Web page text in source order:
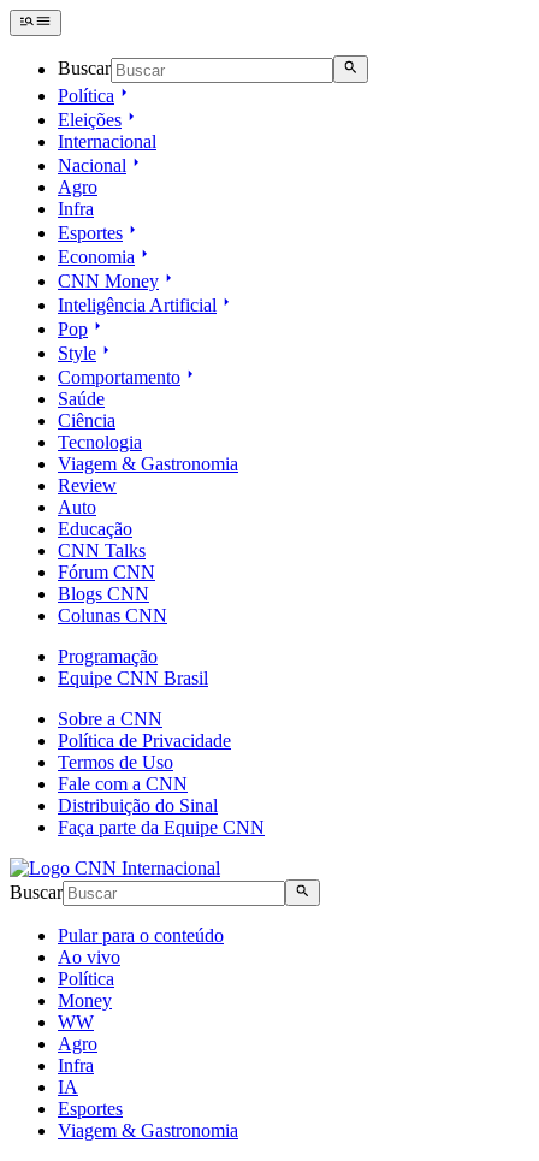
Buscar
Política
Eleições
Internacional
Nacional
Agro
Infra
Esportes
Economia
CNN Money
Inteligência Artificial
Pop
Style
Comportamento
Saúde
Ciência
Tecnologia
Viagem & Gastronomia
Review
Auto
Educação
CNN Talks
Fórum CNN
Blogs CNN
Colunas CNN
Programação
Equipe CNN Brasil
Sobre a CNN
Política de Privacidade
Termos de Uso
Fale com a CNN
Distribuição do Sinal
Faça parte da Equipe CNN
Buscar
Pular para o conteúdo
Ao vivo
Política
Money
WW
Agro
Infra
IA
Esportes
Viagem & Gastronomia